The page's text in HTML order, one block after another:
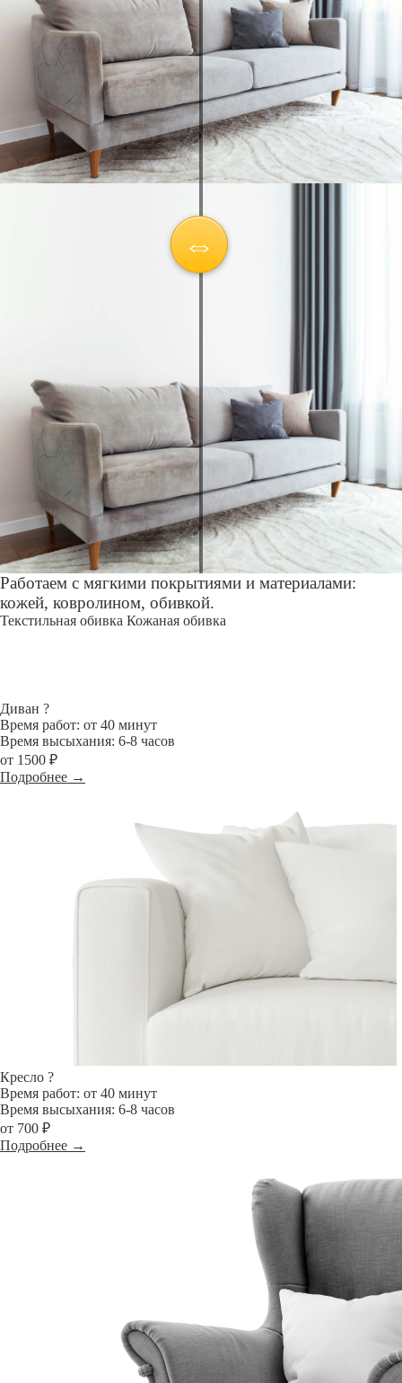
Работаем с мягкими покрытиями и материалами:
кожей, ковролином, обивкой.
Текстильная обивка Кожаная обивка
Диван ?
Время работ: от 40 минут
Время высыхания: 6-8 часов
от 1500 ₽
Подробнее →
Кресло ?
Время работ: от 40 минут
Время высыхания: 6-8 часов
от 700 ₽
Подробнее →